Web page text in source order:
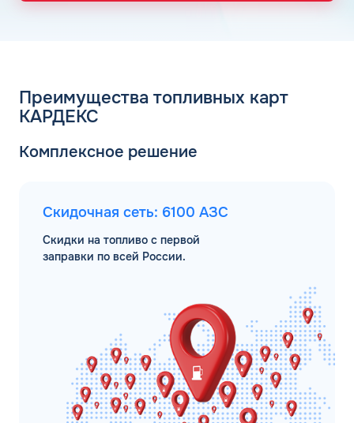
Преимущества топливных карт
КАРДЕКС
Комплексное решение
Скидочная сеть: 6100 АЗС
Скидки на топливо с первой
заправки по всей России.